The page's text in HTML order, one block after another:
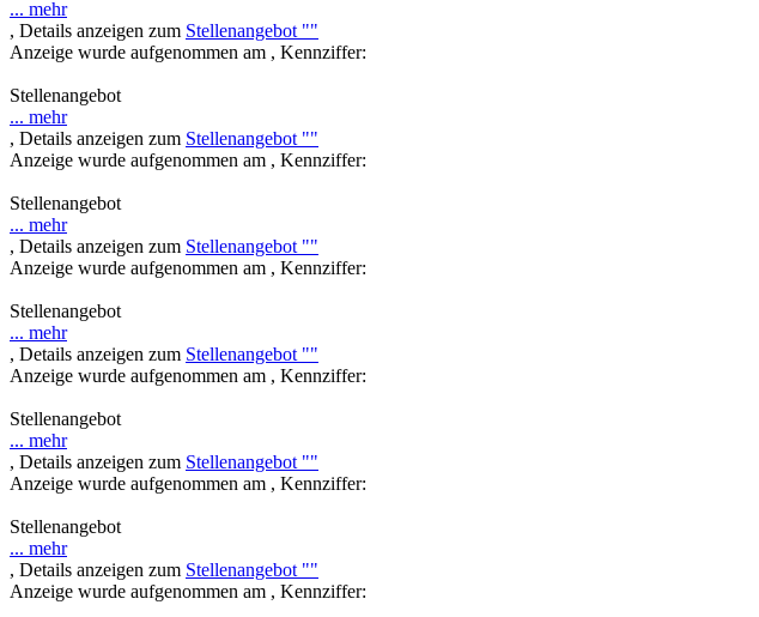
... mehr
, Details anzeigen zum Stellenangebot ""
Anzeige wurde aufgenommen am , Kennziffer:
Stellenangebot
... mehr
, Details anzeigen zum Stellenangebot ""
Anzeige wurde aufgenommen am , Kennziffer:
Stellenangebot
... mehr
, Details anzeigen zum Stellenangebot ""
Anzeige wurde aufgenommen am , Kennziffer:
Stellenangebot
... mehr
, Details anzeigen zum Stellenangebot ""
Anzeige wurde aufgenommen am , Kennziffer:
Stellenangebot
... mehr
, Details anzeigen zum Stellenangebot ""
Anzeige wurde aufgenommen am , Kennziffer:
Stellenangebot
... mehr
, Details anzeigen zum Stellenangebot ""
Anzeige wurde aufgenommen am , Kennziffer: